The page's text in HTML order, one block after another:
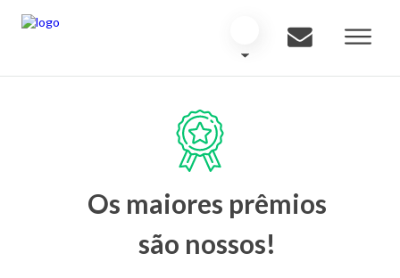
Os maiores prêmios
são nossos!